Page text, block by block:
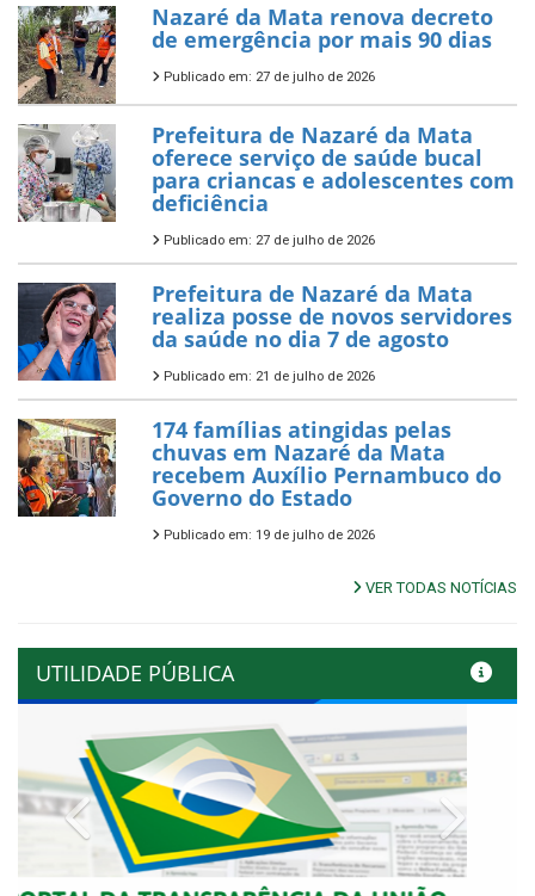
Nazaré da Mata renova decreto
de emergência por mais 90 dias
Publicado em: 27 de julho de 2026
Prefeitura de Nazaré da Mata
oferece serviço de saúde bucal
para criancas e adolescentes com
deficiência
Publicado em: 27 de julho de 2026
Prefeitura de Nazaré da Mata
realiza posse de novos servidores
da saúde no dia 7 de agosto
Publicado em: 21 de julho de 2026
174 famílias atingidas pelas
chuvas em Nazaré da Mata
recebem Auxílio Pernambuco do
Governo do Estado
Publicado em: 19 de julho de 2026
VER TODAS NOTÍCIAS
UTILIDADE PÚBLICA
Previous